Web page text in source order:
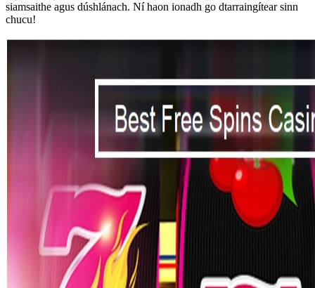
siamsaithe agus dúshlánach. Ní haon ionadh go dtarraingítear sinn
chucu!